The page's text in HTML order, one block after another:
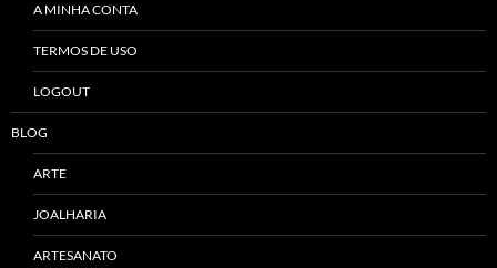
A MINHA CONTA
TERMOS DE USO
LOGOUT
BLOG
ARTE
JOALHARIA
ARTESANATO